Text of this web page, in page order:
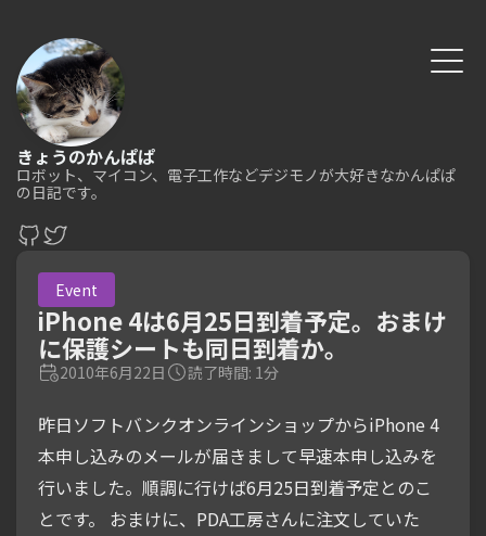
きょうのかんぱぱ
ロボット、マイコン、電子工作などデジモノが大好きなかんぱぱ
の日記です。
Event
iPhone 4は6月25日到着予定。おまけ
に保護シートも同日到着か。
2010年6月22日 読了時間: 1分
昨日ソフトバンクオンラインショップからiPhone 4
本申し込みのメールが届きまして早速本申し込みを
行いました。順調に行けば6月25日到着予定とのこ
とです。 おまけに、PDA工房さんに注文していた